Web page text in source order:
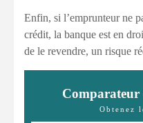
Enfin, si l’emprunteur ne
crédit, la banque est en
de le revendre, un risque
Obtenez